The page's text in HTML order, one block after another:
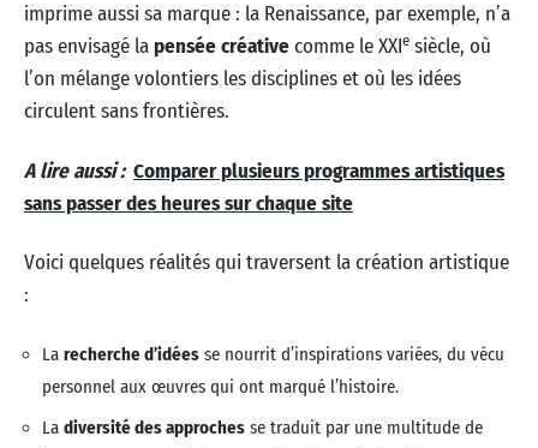
imprime aussi sa marque : la Renaissance, par exemple, n’a
pas envisagé lapensée créativecomme le XXIe siècle, où
l’on mélange volontiers les disciplines et où les idées
circulent sans frontières.
A lire aussi : Comparer plusieurs programmes artistiques
sans passer des heures sur chaque site
Voici quelques réalités qui traversent la création artistique
:
La recherche d’idées se nourrit d’inspirations variées, du vécu
personnel aux œuvres qui ont marqué l’histoire.
La diversité des approches se traduit par une multitude de